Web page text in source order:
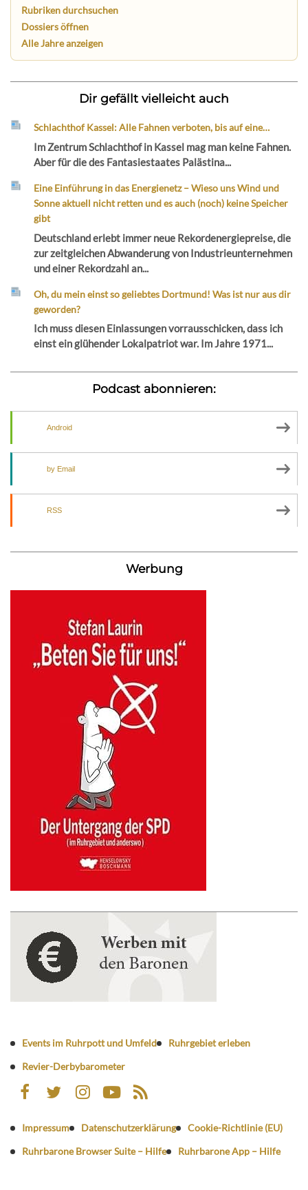
Rubriken durchsuchen
Dossiers öffnen
Alle Jahre anzeigen
Dir gefällt vielleicht auch
Schlachthof Kassel: Alle Fahnen verboten, bis auf eine…
Im Zentrum Schlachthof in Kassel mag man keine Fahnen.
Aber für die des Fantasiestaates Palästina...
Eine Einführung in das Energienetz – Wieso uns Wind und
Sonne aktuell nicht retten und es auch (noch) keine Speicher
gibt
Deutschland erlebt immer neue Rekordenergiepreise, die
zur zeitgleichen Abwanderung von Industrieunternehmen
und einer Rekordzahl an...
Oh, du mein einst so geliebtes Dortmund! Was ist nur aus dir
geworden?
Ich muss diesen Einlassungen vorrausschicken, dass ich
einst ein glühender Lokalpatriot war. Im Jahre 1971...
Podcast abonnieren:
Android
by Email
RSS
Werbung
Events im Ruhrpott und Umfeld
Ruhrgebiet erleben
Revier-Derbybarometer
Impressum Datenschutzerklärung
Cookie-Richtlinie (EU)
Ruhrbarone Browser Suite – Hilfe
Ruhrbarone App – Hilfe